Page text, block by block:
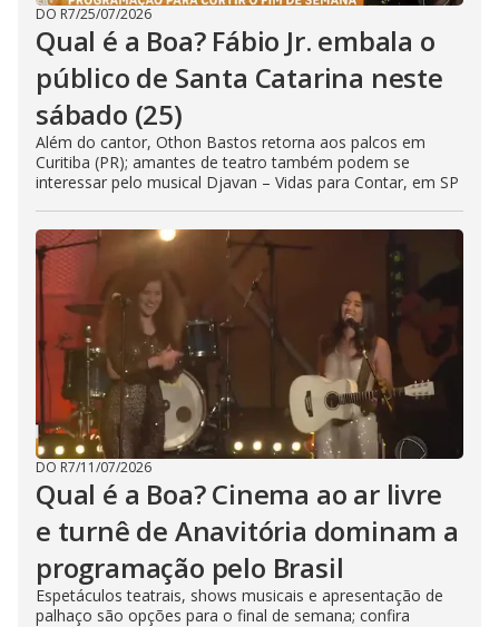
DO R7/25/07/2026
Qual é a Boa? Fábio Jr. embala o
público de Santa Catarina neste
sábado (25)
Além do cantor, Othon Bastos retorna aos palcos em
Curitiba (PR); amantes de teatro também podem se
interessar pelo musical Djavan – Vidas para Contar, em SP
DO R7/11/07/2026
Qual é a Boa? Cinema ao ar livre
e turnê de Anavitória dominam a
programação pelo Brasil
Espetáculos teatrais, shows musicais e apresentação de
palhaço são opções para o final de semana; confira